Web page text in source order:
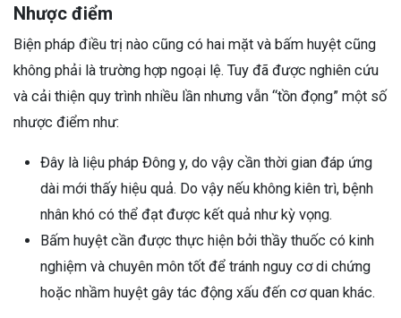
Nhược điểm
Biện pháp điều trị nào cũng có hai mặt và bấm huyệt cũng
không phải là trường hợp ngoại lệ. Tuy đã được nghiên cứu
và cải thiện quy trình nhiều lần nhưng vẫn “tồn đọng” một số
nhược điểm như:
Đây là liệu pháp Đông y, do vậy cần thời gian đáp ứng
dài mới thấy hiệu quả. Do vậy nếu không kiên trì, bệnh
nhân khó có thể đạt được kết quả như kỳ vọng.
Bấm huyệt cần được thực hiện bởi thầy thuốc có kinh
nghiệm và chuyên môn tốt để tránh nguy cơ di chứng
hoặc nhầm huyệt gây tác động xấu đến cơ quan khác.